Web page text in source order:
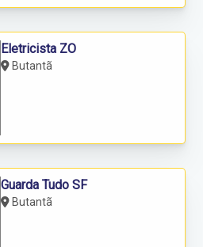
Butantã
Eletricista ZO
Butantã
Guarda Tudo SF